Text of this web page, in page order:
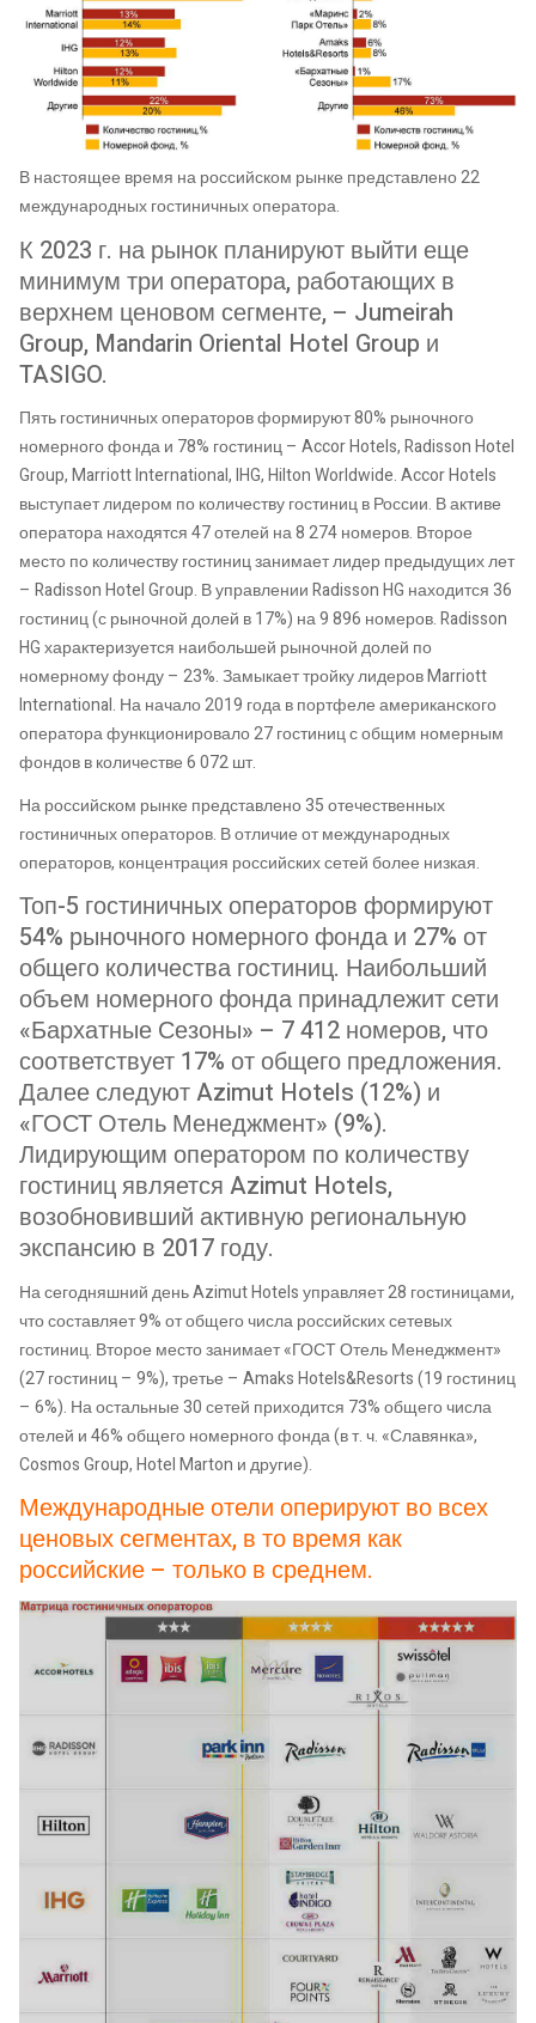
В настоящее время на российском рынке представлено 22
международных гостиничных оператора.
К 2023 г. на рынок планируют выйти еще
минимум три оператора, работающих в
верхнем ценовом сегменте, – Jumeirah
Group, Mandarin Oriental Hotel Group и
TASIGO.
Пять гостиничных операторов формируют 80% рыночного
номерного фонда и 78% гостиниц – Accor Hotels, Radisson Hotel
Group, Marriott International, IHG, Hilton Worldwide. Accor Hotels
выступает лидером по количеству гостиниц в России. В активе
оператора находятся 47 отелей на 8 274 номеров. Второе
место по количеству гостиниц занимает лидер предыдущих лет
– Radisson Hotel Group. В управлении Radisson HG находится 36
гостиниц (с рыночной долей в 17%) на 9 896 номеров. Radisson
HG характеризуется наибольшей рыночной долей по
номерному фонду – 23%. Замыкает тройку лидеров Marriott
International. На начало 2019 года в портфеле американского
оператора функционировало 27 гостиниц с общим номерным
фондов в количестве 6 072 шт.
На российском рынке представлено 35 отечественных
гостиничных операторов. В отличие от международных
операторов, концентрация российских сетей более низкая.
Топ-5 гостиничных операторов формируют
54% рыночного номерного фонда и 27% от
общего количества гостиниц. Наибольший
объем номерного фонда принадлежит сети
«Бархатные Сезоны» – 7 412 номеров, что
соответствует 17% от общего предложения.
Далее следуют Azimut Hotels (12%) и
«ГОСТ Отель Менеджмент» (9%).
Лидирующим оператором по количеству
гостиниц является Azimut Hotels,
возобновивший активную региональную
экспансию в 2017 году.
На сегодняшний день Azimut Hotels управляет 28 гостиницами,
что составляет 9% от общего числа российских сетевых
гостиниц. Второе место занимает «ГОСТ Отель Менеджмент»
(27 гостиниц – 9%), третье – Amaks Hotels&Resorts (19 гостиниц
– 6%). На остальные 30 сетей приходится 73% общего числа
отелей и 46% общего номерного фонда (в т. ч. «Славянка»,
Cosmos Group, Hotel Marton и другие).
Международные отели оперируют во всех
ценовых сегментах, в то время как
российские – только в среднем.